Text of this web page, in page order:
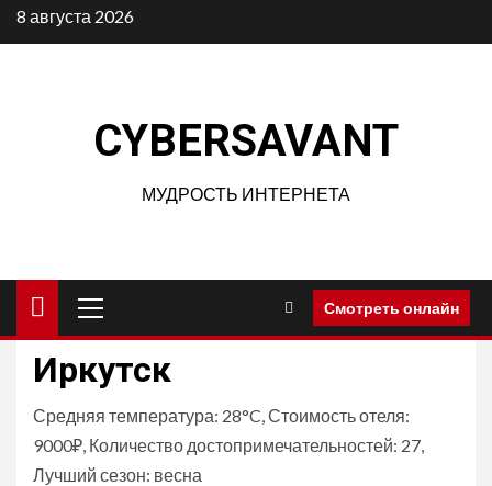
Перейти
к
8 августа 2026
CYBERSAVANT
МУДРОСТЬ ИНТЕРНЕТА
меню
Смотреть онлайн
Иркутск
Средняя температура: 28°C, Стоимость отеля:
9000₽, Количество достопримечательностей: 27,
Лучший сезон: весна